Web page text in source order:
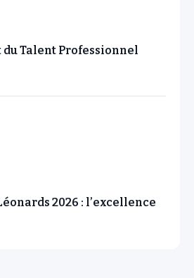
Talent Professionnel
2026 : l’excellence